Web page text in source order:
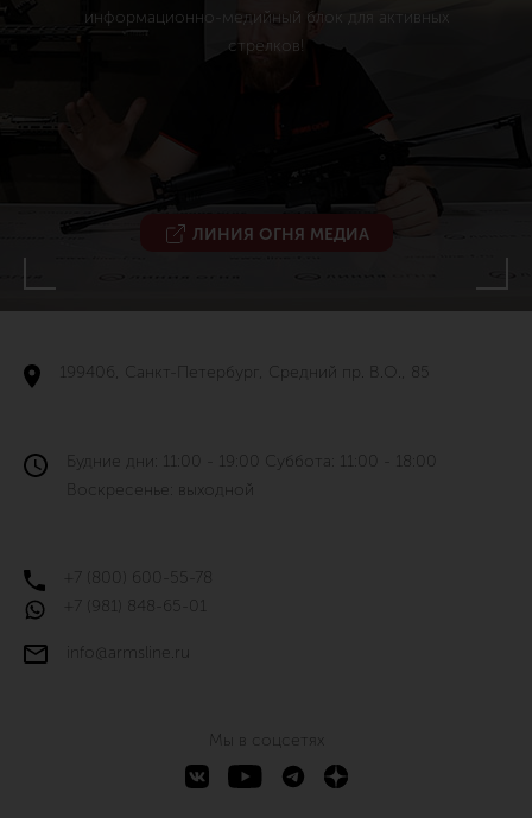
информационно-медийный блок для активных
стрелков!
ЛИНИЯ ОГНЯ МЕДИА
199406, Санкт-Петербург, Средний пр. В.О., 85
Будние дни: 11:00 - 19:00 Суббота: 11:00 - 18:00
Воскресенье: выходной
+7 (800) 600-55-78
+7 (981) 848-65-01
info@armsline.ru
Мы в соцсетях